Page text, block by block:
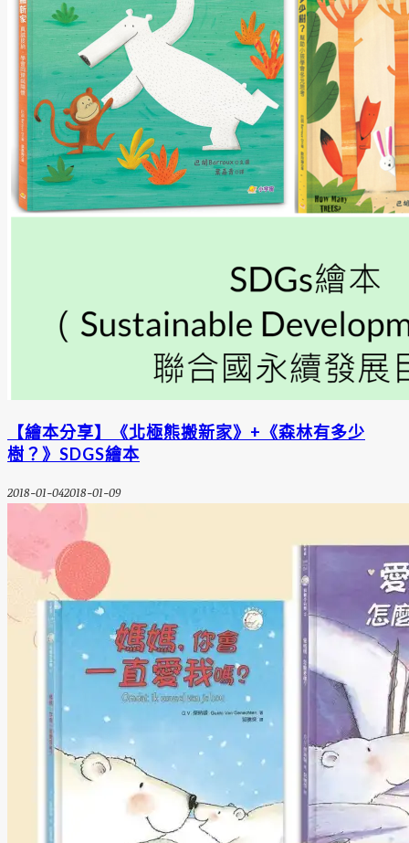
【繪本分享】《北極熊搬新家》+《森林有多少
樹？》SDGS繪本
2018-01-042018-01-09